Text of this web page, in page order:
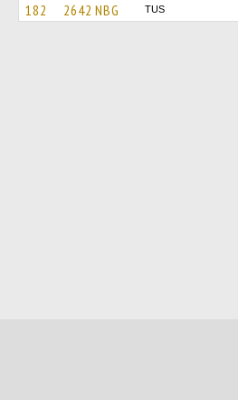
182 2642 NBG TUS